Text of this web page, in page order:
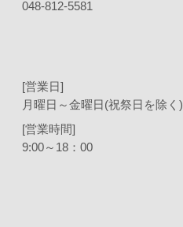
048-812-5581
[営業日]
月曜日～金曜日(祝祭日を除く)
[営業時間]
9:00～18：00